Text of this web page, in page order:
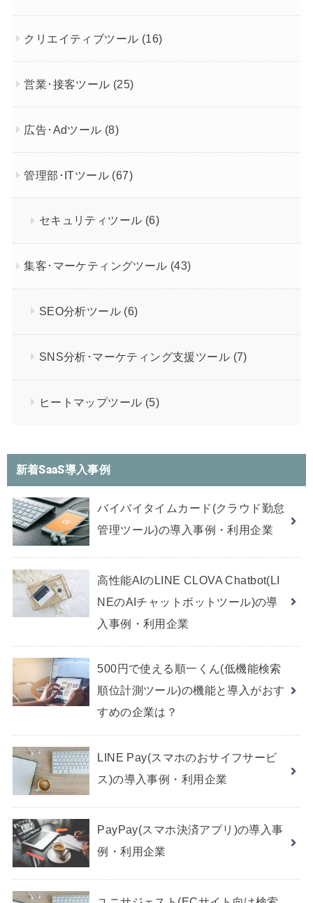
クリエイティブツール (16)
営業･接客ツール (25)
広告･Adツール (8)
管理部･ITツール (67)
セキュリティツール (6)
集客･マーケティングツール (43)
SEO分析ツール (6)
SNS分析･マーケティング支援ツール (7)
ヒートマップツール (5)
新着SaaS導入事例
バイバイタイムカード(クラウド勤怠
管理ツール)の導入事例・利用企業
高性能AIのLINE CLOVA Chatbot(LI
NEのAIチャットボットツール)の導
入事例・利用企業
500円で使える順一くん(低機能検索
順位計測ツール)の機能と導入がおす
すめの企業は？
LINE Pay(スマホのおサイフサービ
ス)の導入事例・利用企業
PayPay(スマホ決済アプリ)の導入事
例・利用企業